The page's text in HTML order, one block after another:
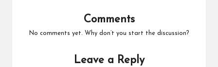
Comments
No comments yet. Why don’t you start the discussion?
Leave a Reply